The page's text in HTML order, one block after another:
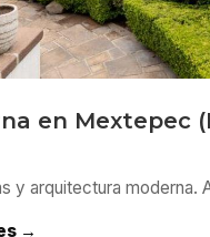
en Mextepec
y arquitectura moderna.
→